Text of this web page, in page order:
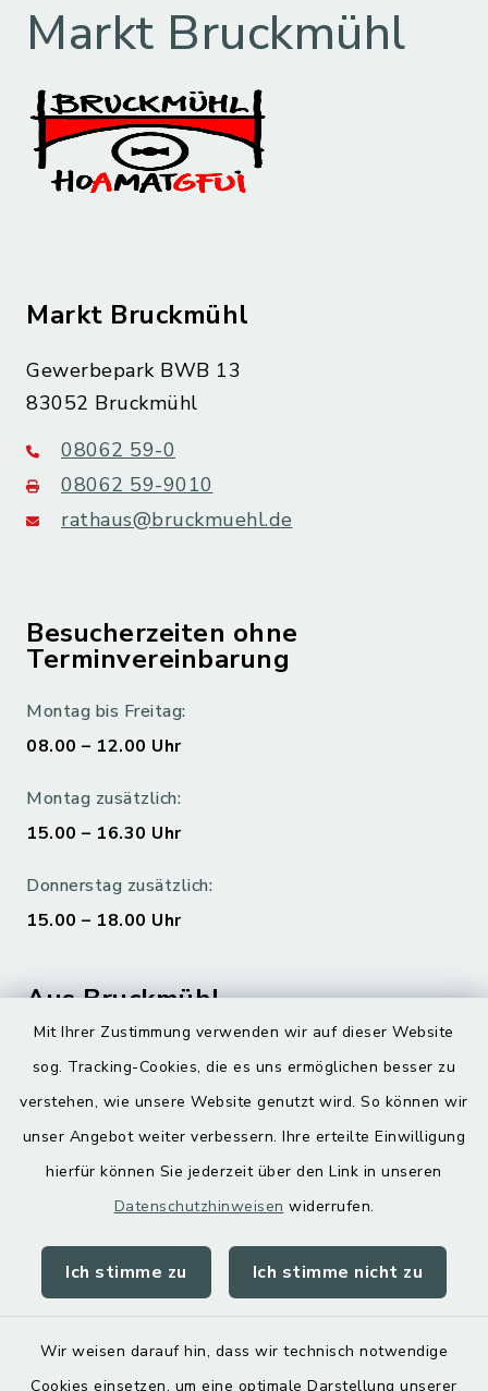
Mit Ihrer Zustimmung verwenden wir auf dieser Website
sog. Tracking-Cookies, die es uns ermöglichen besser zu
verstehen, wie unsere Website genutzt wird. So können wir
unser Angebot weiter verbessern. Ihre erteilte Einwilligung
hierfür können Sie jederzeit über den Link in unseren
Datenschutzhinweisen widerrufen.
Ich stimme zu Ich stimme nicht zu
Wir weisen darauf hin, dass wir technisch notwendige
Cookies einsetzen, um eine optimale Darstellung unserer
Markt Bruckmühl
Markt Bruckmühl
Gewerbepark BWB 13
83052 Bruckmühl
08062 59-0
08062 59-9010
rathaus@bruckmuehl.de
Besucherzeiten ohne
Terminvereinbarung
Montag bis Freitag:
08.00 – 12.00 Uhr
Montag zusätzlich:
15.00 – 16.30 Uhr
Donnerstag zusätzlich:
15.00 – 18.00 Uhr
Aus Bruckmühl
Digitaler Ortsplan
Kontakt